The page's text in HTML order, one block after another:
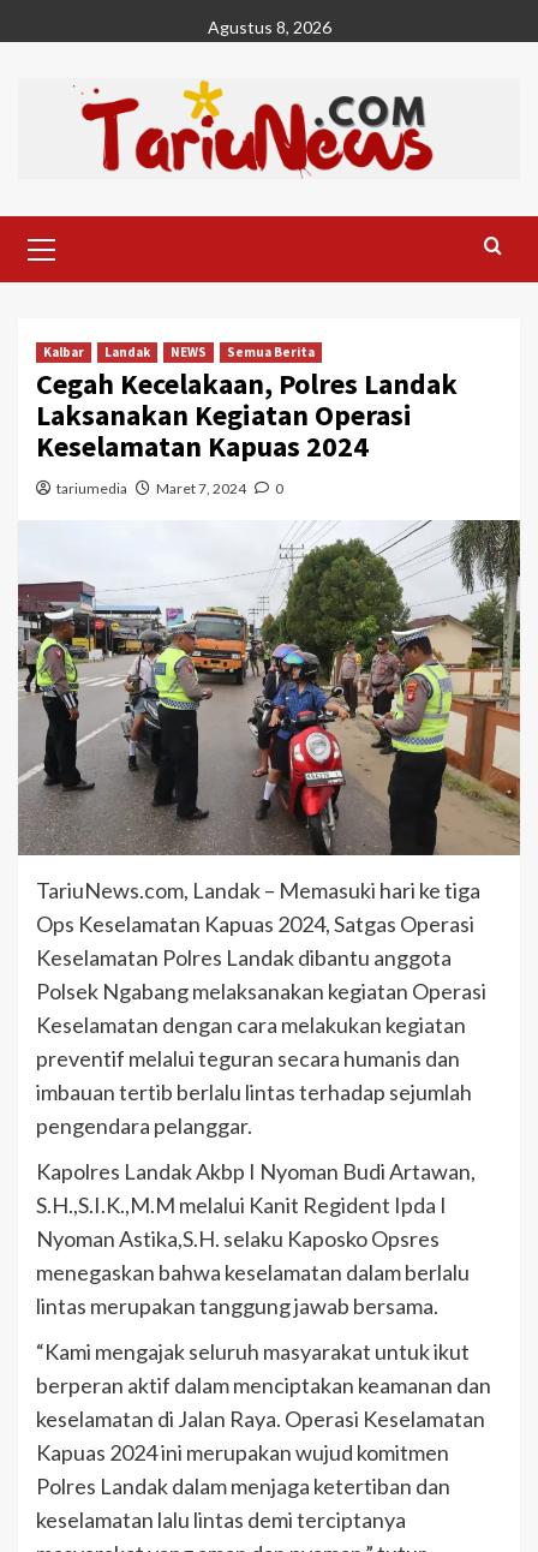
to
Agustus 8, 2026
Menu
Kalbar Landak NEWS Semua Berita
Cegah Kecelakaan, Polres Landak
Laksanakan Kegiatan Operasi
Keselamatan Kapuas 2024
tariumedia Maret 7, 2024 0
TariuNews.com, Landak – Memasuki hari ke tiga
Ops Keselamatan Kapuas 2024, Satgas Operasi
Keselamatan Polres Landak dibantu anggota
Polsek Ngabang melaksanakan kegiatan Operasi
Keselamatan dengan cara melakukan kegiatan
preventif melalui teguran secara humanis dan
imbauan tertib berlalu lintas terhadap sejumlah
pengendara pelanggar.
Kapolres Landak Akbp I Nyoman Budi Artawan,
S.H.,S.I.K.,M.M melalui Kanit Regident Ipda I
Nyoman Astika,S.H. selaku Kaposko Opsres
menegaskan bahwa keselamatan dalam berlalu
lintas merupakan tanggung jawab bersama.
“Kami mengajak seluruh masyarakat untuk ikut
berperan aktif dalam menciptakan keamanan dan
keselamatan di Jalan Raya. Operasi Keselamatan
Kapuas 2024 ini merupakan wujud komitmen
Polres Landak dalam menjaga ketertiban dan
keselamatan lalu lintas demi terciptanya